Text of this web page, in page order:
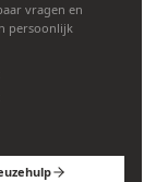
vragen en
persoonlijk